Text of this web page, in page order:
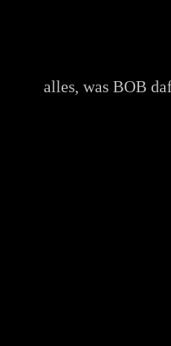
alles, was BOB